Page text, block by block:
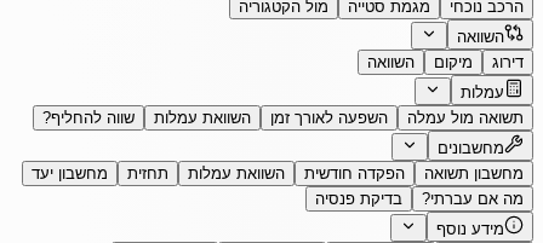
הרכב נוכחי
מגמת סטייה
מול הקטגוריה
השוואה
דירוג
מיקום
השוואה
עמלות
תשואה מול עמלה
השפעה לאורך זמן השוואת עמלות
שווה להחליף?
מחשבונים
מחשבון תשואה
הפקדה חודשית השוואת עמלות תחזית
מחשבון יעד
מה אם עברתי?
בדיקת פנסיה
מידע נוסף